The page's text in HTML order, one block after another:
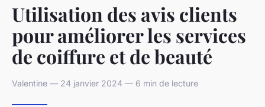
Utilisation des avis clients
pour améliorer les services
de coiffure et de beauté
Valentine — 24 janvier 2024 — 6 min de lecture